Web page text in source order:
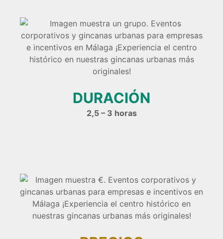
DURACIÓN
2,5 – 3 horas